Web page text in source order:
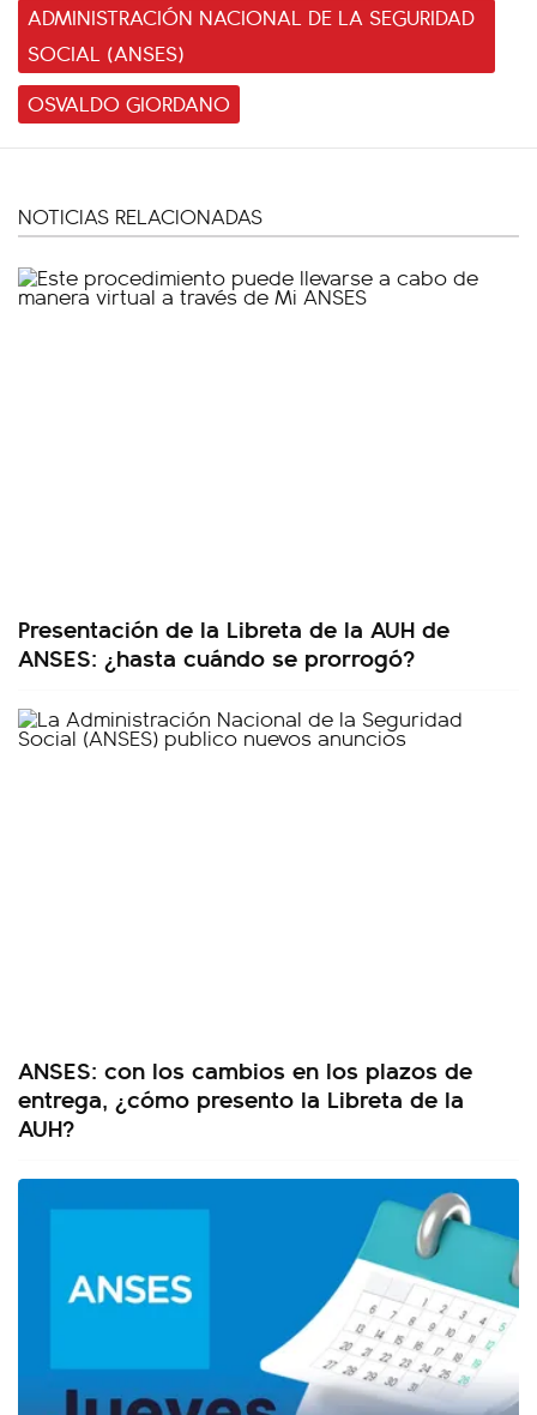
ADMINISTRACIÓN NACIONAL DE LA SEGURIDAD
SOCIAL (ANSES)
OSVALDO GIORDANO
NOTICIAS RELACIONADAS
Presentación de la Libreta de la AUH de
ANSES: ¿hasta cuándo se prorrogó?
ANSES: con los cambios en los plazos de
entrega, ¿cómo presento la Libreta de la
AUH?